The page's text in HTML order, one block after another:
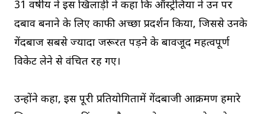
31 वर्षीय ने इस खिलाड़ी ने कहा कि ऑस्ट्रेलिया ने उन पर
दबाव बनाने के लिए काफी अच्छा प्रदर्शन किया, जिससे उनके
गेंदबाज सबसे ज्यादा जरूरत पड़ने के बावजूद महत्वपूर्ण
विकेट लेने से वंचित रह गए।
उन्होंने कहा, इस पूरी प्रतियोगितामें गेंदबाजी आक्रमण हमारे